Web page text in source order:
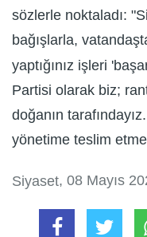
sözlerle noktaladı:
bağışlarla,
yaptığınız işleri
Partisi olarak biz;
doğanın
yönetime teslim
Siyaset, 08 Mayıs